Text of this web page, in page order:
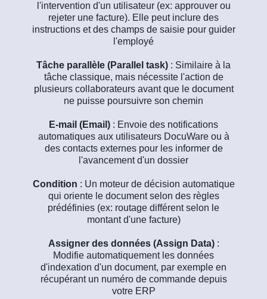
l'intervention d'un utilisateur (ex: approuver ou
rejeter une facture). Elle peut inclure des
instructions et des champs de saisie pour guider
l'employé
Tâche parallèle (Parallel task) : Similaire à la
tâche classique, mais nécessite l'action de
plusieurs collaborateurs avant que le document
ne puisse poursuivre son chemin
E-mail (Email) : Envoie des notifications
automatiques aux utilisateurs DocuWare ou à
des contacts externes pour les informer de
l'avancement d'un dossier
Condition : Un moteur de décision automatique
qui oriente le document selon des règles
prédéfinies (ex: routage différent selon le
montant d'une facture)
Assigner des données (Assign Data) :
Modifie automatiquement les données
d'indexation d'un document, par exemple en
récupérant un numéro de commande depuis
votre ERP